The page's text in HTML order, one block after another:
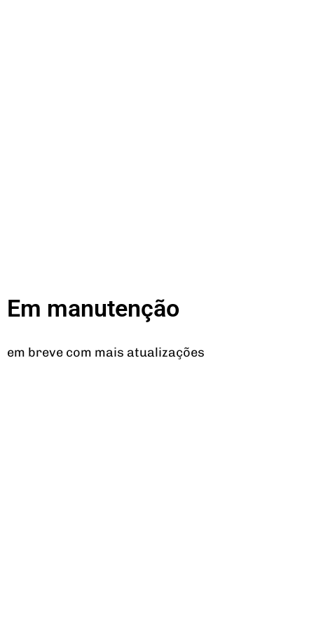
Em manutenção
em breve com mais atualizações